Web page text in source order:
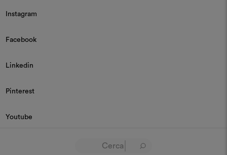
Instagram
Facebook
Linkedin
Pinterest
Youtube
© 2026 Dedar P.IVA 03187590157